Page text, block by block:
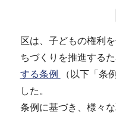
区は、子どもの権利
ちづくりを推進するた
する条例
（以下「条
した。
条例に基づき、様々